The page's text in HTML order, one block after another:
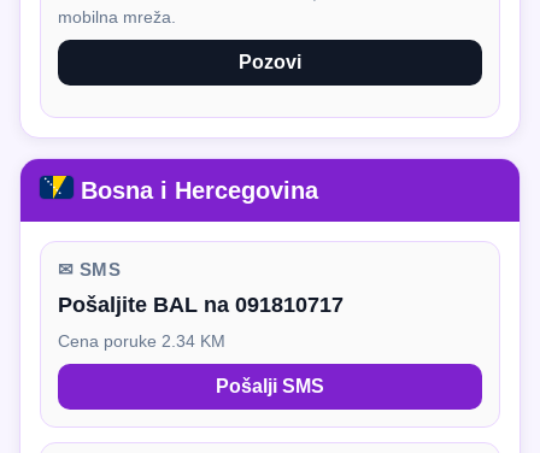
mobilna mreža.
Pozovi
Bosna i Hercegovina
✉ SMS
Pošaljite BAL na 091810717
Cena poruke 2.34 KM
Pošalji SMS